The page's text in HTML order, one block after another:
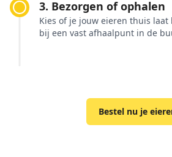
3. Bezorgen of ophalen
Kies of je jouw eieren thuis
bij een vast afhaalpunt in de
Bestel nu je